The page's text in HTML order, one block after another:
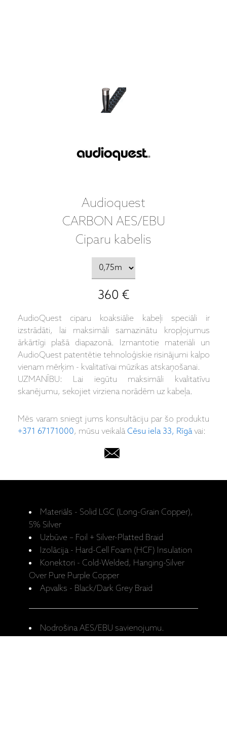
Audioquest
CARBON AES/EBU
Ciparu kabelis
360 €
AudioQuest ciparu koaksiālie kabeļi speciāli ir
izstrādāti, lai maksimāli samazinātu kropļojumus
ārkārtīgi plašā diapazonā. Izmantotie materiāli un
AudioQuest patentētie tehnoloģiskie risinājumi kalpo
vienam mērķim - kvalitatīvai mūzikas atskaņošanai.
UZMANĪBU: Lai iegūtu maksimāli kvalitatīvu
skanējumu, sekojiet virziena norādēm uz kabeļa.
Mēs varam sniegt jums konsultāciju par šo produktu
+371 67171000, mūsu veikalāCēsu iela 33, Rīgāvai:
Materiāls - Solid LGC (Long-Grain Copper),
5% Silver
Uzbūve – Foil + Silver-Platted Braid
Izolācija - Hard-Cell Foam (HCF) Insulation
Konektori - Cold-Welded, Hanging-Silver
Over Pure Purple Copper
Apvalks - Black/Dark Grey Braid
Nodrošina AES/EBU savienojumu.